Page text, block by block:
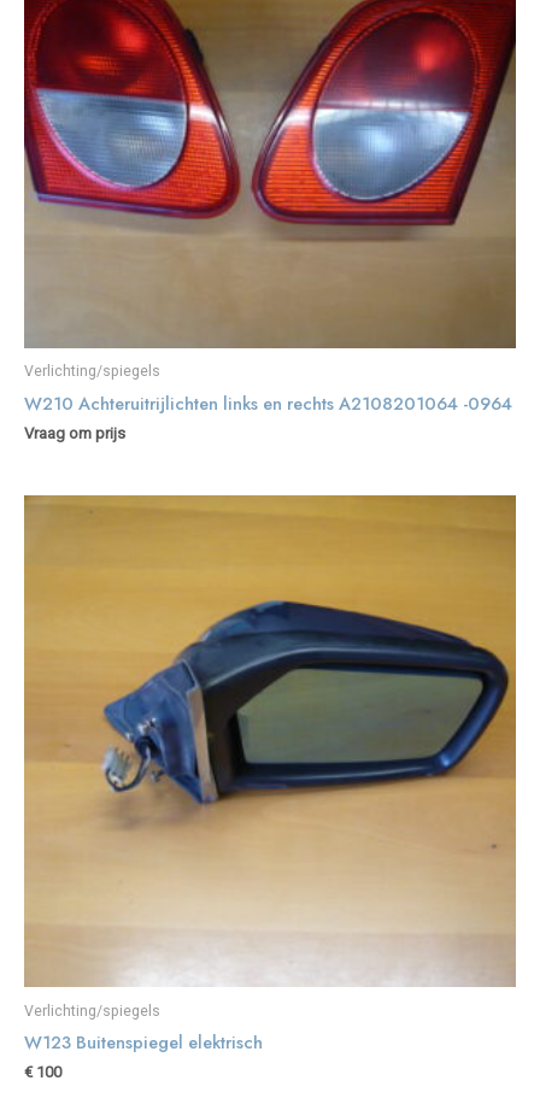
Verlichting/spiegels
W210 Achteruitrijlichten links en rechts A2108201064 -0964
Vraag om prijs
Verlichting/spiegels
W123 Buitenspiegel elektrisch
€100